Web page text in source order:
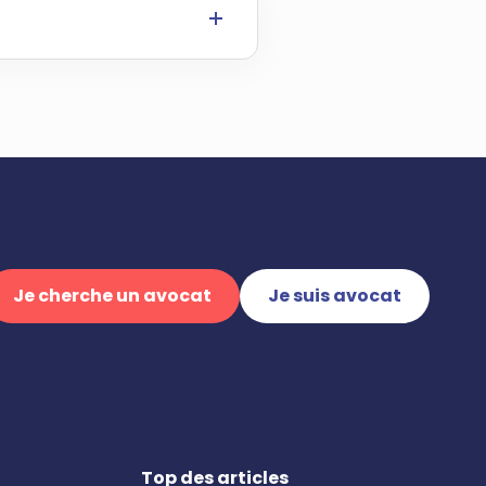
Je cherche un avocat Je suis avocat
Top des articles